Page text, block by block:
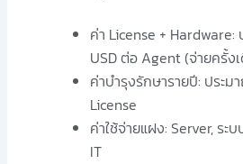
ค่า License +
USD ต่อ Agent (จ่ายครั้ง
ค่าบำรุงรักษารายปี: ประม
License
ค่าใช้จ่ายแฝง: Server, ร
IT